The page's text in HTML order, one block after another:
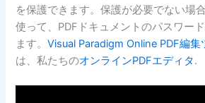
を保護できます。保護が必要でない場
使って、PDFドキュメントのパスワー
ます。Visual Paradigm Online PDF編集
は、私たちのオンラインPDFエディタ.